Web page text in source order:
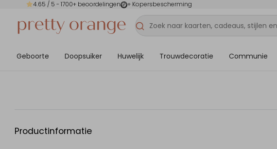
4.65 / 5 - 1700+ beoordelingen + Kopersbescherming
Geboorte Doopsuiker Huwelijk Trouwdecoratie Communie
Productinformatie